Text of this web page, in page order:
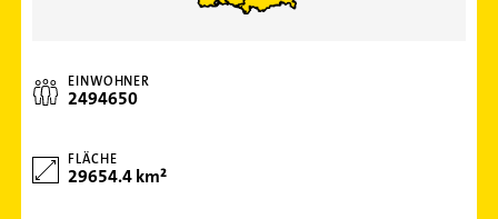
EINWOHNER
2494650
FLÄCHE
29654.4 km²